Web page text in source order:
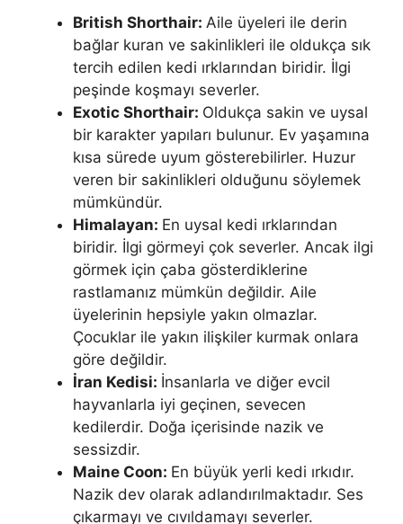
British Shorthair: Aile üyeleri ile derin
bağlar kuran ve sakinlikleri ile oldukça sık
tercih edilen kedi ırklarından biridir. İlgi
peşinde koşmayı severler.
Exotic Shorthair: Oldukça sakin ve uysal
bir karakter yapıları bulunur. Ev yaşamına
kısa sürede uyum gösterebilirler. Huzur
veren bir sakinlikleri olduğunu söylemek
mümkündür.
Himalayan: En uysal kedi ırklarından
biridir. İlgi görmeyi çok severler. Ancak ilgi
görmek için çaba gösterdiklerine
rastlamanız mümkün değildir. Aile
üyelerinin hepsiyle yakın olmazlar.
Çocuklar ile yakın ilişkiler kurmak onlara
göre değildir.
İran Kedisi: İnsanlarla ve diğer evcil
hayvanlarla iyi geçinen, sevecen
kedilerdir. Doğa içerisinde nazik ve
sessizdir.
Maine Coon: En büyük yerli kedi ırkıdır.
Nazik dev olarak adlandırılmaktadır. Ses
çıkarmayı ve cıvıldamayı severler.